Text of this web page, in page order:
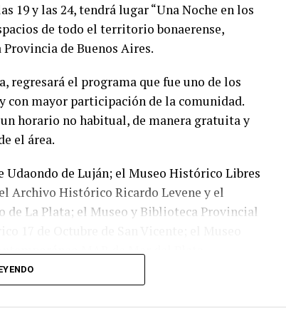
19 y las 24, tendrá lugar “Una Noche en los
de todo el territorio bonaerense,
de Buenos Aires.
regresará el programa que fue uno de los
con mayor participación de la comunidad.
horario no habitual, de manera gratuita y
el área.
de Luján; el Museo Histórico Libres
Archivo Histórico Ricardo Levene y el
La Plata; el Museo y Biblioteca Provincial
MAR de Mar del Plata.
Saintout, consideró que “este tipo de
descentralizada de la oferta